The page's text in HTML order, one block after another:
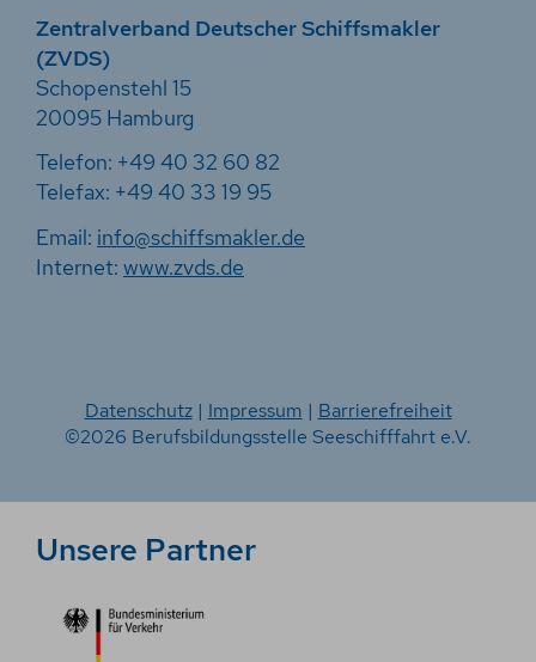
Zentralverband Deutscher Schiffsmakler
(ZVDS)
Schopenstehl 15
20095 Hamburg
Telefon: +49 40 32 60 82
Telefax: +49 40 33 19 95
Email: info@schiffsmakler.de
Internet: www.zvds.de
Datenschutz| Impressum | Barrierefreiheit
©2026 Berufsbildungsstelle Seeschifffahrt e.V.
Unsere Partner